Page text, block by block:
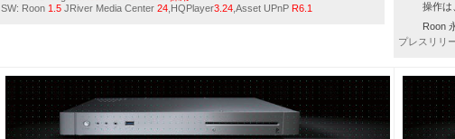
SW: Roon 1.5 JRiver Media Center 24 ,HQPlayer3.24 ,Asset UPnP R6.1
操作は
Roon
プレスリ